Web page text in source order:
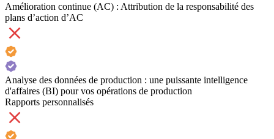
Amélioration continue (AC) : Attribution de la responsabilité des
plans d’action d’AC
Analyse des données de production : une puissante intelligence
d'affaires (BI) pour vos opérations de production
Rapports personnalisés